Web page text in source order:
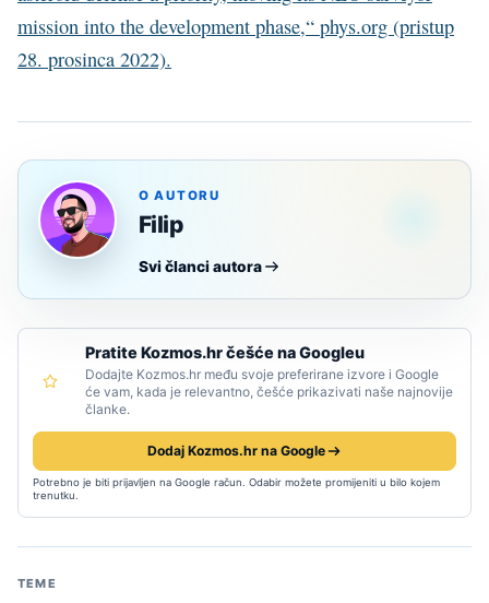
mission into the development phase,“ phys.org (pristup
28. prosinca 2022).
O AUTORU
Filip
Svi članci autora
Pratite Kozmos.hr češće na Googleu
Dodajte Kozmos.hr među svoje preferirane izvore i Google
će vam, kada je relevantno, češće prikazivati naše najnovije
članke.
Dodaj Kozmos.hr na Google
Potrebno je biti prijavljen na Google račun. Odabir možete promijeniti u bilo kojem
trenutku.
TEME